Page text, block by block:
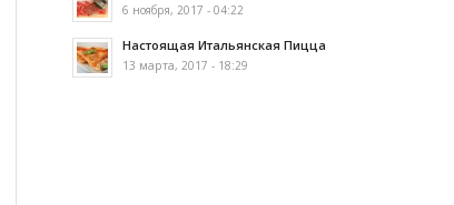
6 ноября, 2017 - 04:22
Настоящая Итальянская Пицца
13 марта, 2017 - 18:29